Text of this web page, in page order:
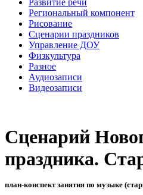
Региональный компонент
Рисование
Сценарии праздников
Управление ДОУ
Физкультура
Разное
Аудиозаписи
Видеозаписи
Сценарий
праздника.
план-конспект занятия по музыке